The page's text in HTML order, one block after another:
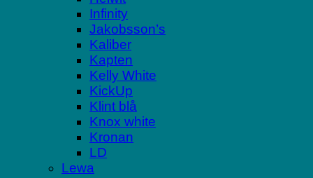
Infinity
Jakobsson’s
Kaliber
Kapten
Kelly White
KickUp
Klint blå
Knox white
Kronan
LD
Lewa